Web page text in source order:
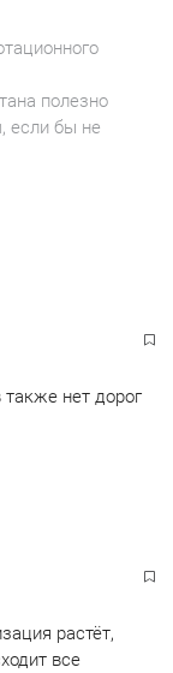
полезно
если бы не
также нет дорог
растёт,
все